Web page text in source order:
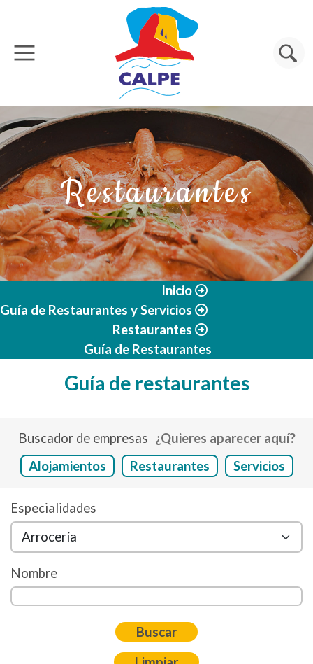
Pasar al contenido principal
Buscar
Restaurantes
Inicio
Guía de Restaurantes y Servicios
Restaurantes
Guía de Restaurantes
Guía de restaurantes
Buscador de empresas ¿Quieres aparecer aquí?
Alojamientos
Restaurantes Servicios
Especialidades
Nombre